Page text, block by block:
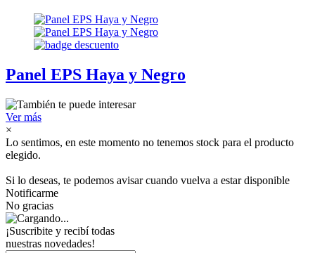
Panel EPS Haya y Negro
Ver más
×
Lo sentimos, en este momento no tenemos stock para el producto
elegido.
Si lo deseas, te podemos avisar cuando vuelva a estar disponible
Notificarme
No gracias
¡Suscribite y recibí todas
nuestras novedades!